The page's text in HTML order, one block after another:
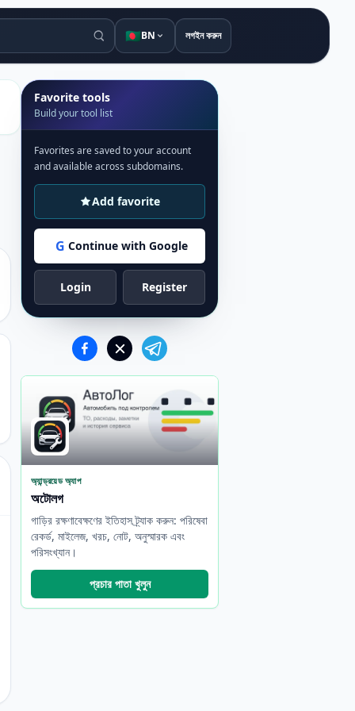
🇧🇩BN লগইন করুন
Favorite tools
Build your tool list
Favorites are saved to your account
and available across subdomains.
Add favorite
G Continue with Google
Login Register
অ্যান্ড্রয়েড অ্যাপ
অটোলগ
গাড়ির রক্ষণাবেক্ষণের ইতিহাস ট্র্যাক করুন: পরিষেবা
রেকর্ড, মাইলেজ, খরচ, নোট, অনুস্মারক এবং
পরিসংখ্যান।
প্রচার পাতা খুলুন